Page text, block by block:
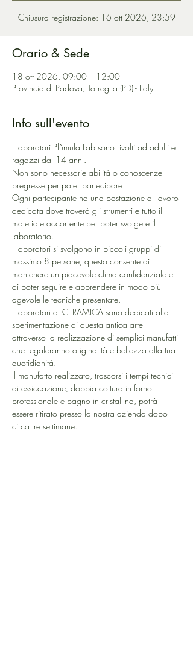
Chiusura registrazione: 16 ott 2026, 23:59
Orario & Sede
18 ott 2026, 09:00 – 12:00
Provincia di Padova, Torreglia (PD) - Italy
Info sull'evento
I laboratori Plùmula Lab sono rivolti ad adulti e
ragazzi dai 14 anni.
Non sono necessarie abilità o conoscenze
pregresse per poter partecipare.
Ogni partecipante ha una postazione di lavoro
dedicata dove troverà gli strumenti e tutto il
materiale occorrente per poter svolgere il
laboratorio.
I laboratori si svolgono in piccoli gruppi di
massimo 8 persone, questo consente di
mantenere un piacevole clima confidenziale e
di poter seguire e apprendere in modo più
agevole le tecniche presentate.
I laboratori di CERAMICA sono dedicati alla
sperimentazione di questa antica arte
attraverso la realizzazione di semplici manufatti
che regaleranno originalità e bellezza alla tua
quotidianità.
Il manufatto realizzato, trascorsi i tempi tecnici
di essiccazione, doppia cottura in forno
professionale e bagno in cristallina, potrà
essere ritirato presso la nostra azienda dopo
circa tre settimane.